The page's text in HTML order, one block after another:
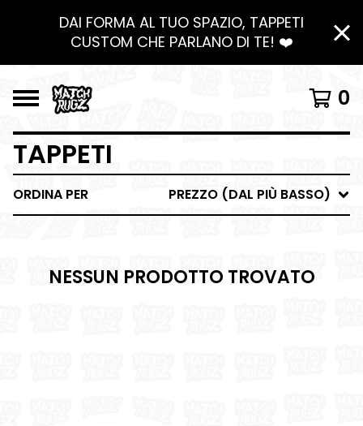
DAI FORMA AL TUO SPAZIO, TAPPETI
CUSTOM CHE PARLANO DI TE! ❤️
0
TAPPETI
ORDINA PER PREZZO (DAL PIÙ BASSO)
NESSUN PRODOTTO TROVATO